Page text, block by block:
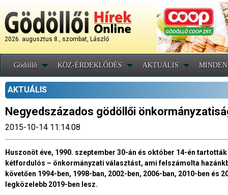
2026. augusztus 8., szombat, László
Gödöllő KÖZ-ÉRDEKLŐDÉS AKTUÁLIS
AKTUÁLIS
Negyedszázados gödöllői
2015-10-14 11:14:08
Huszonöt éve, 1990. szeptember 30-án és október 14-én
kétfordulós – önkormányzati választást, ami felszámolta
követően 1994-ben, 1998-ban, 2002-ben, 2006-ban, 2010-ben és
legközelebb 2019-ben lesz.